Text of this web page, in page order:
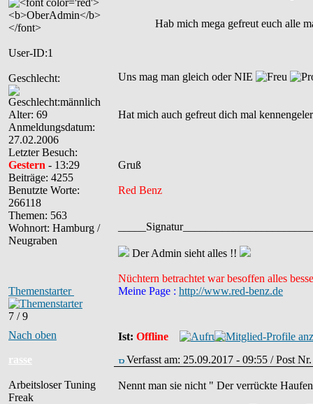
User-ID:1
Geschlecht:
Alter: 69
Anmeldungsdatum:
27.02.2006
Letzter Besuch:
Gestern - 13:29
Beiträge: 4255
Benutzte Worte:
266118
Themen: 563
Wohnort: Hamburg /
Neugraben
Themenstarter
7 / 9
Hab mich mega gefreut euch alle
Uns mag man gleich oder NIE
Hat mich auch gefreut dich mal
Gruß
Red Benz
Der Admin sieht alles !!
Nüchtern betrachtet war besoffen alles
Meine Page : http://www.red-benz.de
Nach oben Ist: Offline
rasse
Arbeitsloser Tuning
Freak
Verfasst am: 25.09.2017 - 09:55 / Post
Nennt man sie nicht " Der verrückte